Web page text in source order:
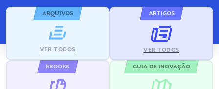
ARQUIVOS
VER TODOS
ARTIGOS
VER TODOS
EBOOKS GUIA DE INOVAÇÃO